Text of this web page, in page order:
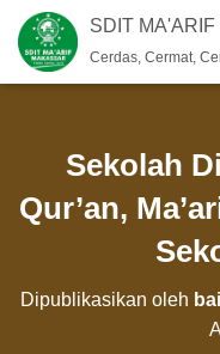
SDIT
Cerdas, Cermat,
Sekolah
Qur’an,
Dipublikasikan oleh